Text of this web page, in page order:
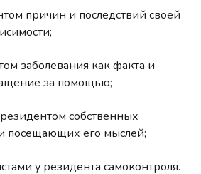
причин и последствий своей
заболевания как факта и
за помощью;
собственных
посещающих его мыслей;
у резидента самоконтроля.